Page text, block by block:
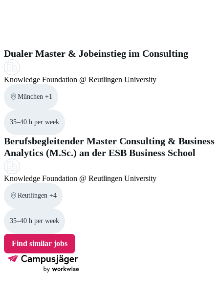
Dualer Master & Jobeinstieg im Consulting
Knowledge Foundation @ Reutlingen University
München +1
35–40 h per week
Berufsbegleitender Master Consulting & Business
Analytics (M.Sc.) an der ESB Business School
Knowledge Foundation @ Reutlingen University
Reutlingen +4
35–40 h per week
Find similar jobs